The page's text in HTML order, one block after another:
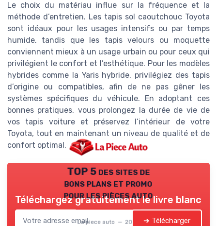
Le choix du matériau influe sur la fréquence et la
méthode d’entretien. Les tapis sol caoutchouc Toyota
sont idéaux pour les usages intensifs ou par temps
humide, tandis que les tapis velours ou moquette
conviennent mieux à un usage urbain ou pour ceux qui
privilégient le confort et l’esthétique. Pour les modèles
hybrides comme la Yaris hybride, privilégiez des tapis
d’origine ou compatibles, afin de ne pas gêner les
systèmes spécifiques du véhicule. En adoptant ces
bonnes pratiques, vous prolongez la durée de vie de
vos tapis voiture et préservez l’intérieur de votre
Toyota, tout en maintenant un niveau de qualité et de
confort optimal.
TOP 5 des sites de
bons plans et promo
pour les pièces auto
La piece auto — 2026
Téléchargez gratuitement le livre blanc
➔ Télécharger